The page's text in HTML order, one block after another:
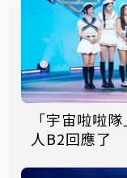
「宇宙啦啦
人B2回應了